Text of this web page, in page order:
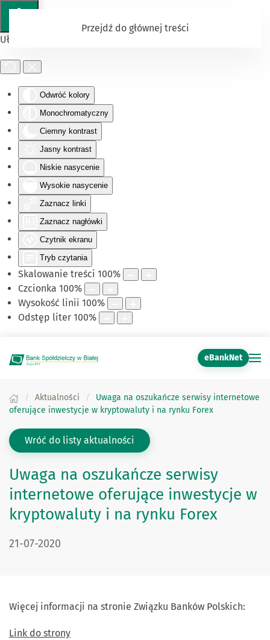
Ułatwienia dostępu
Odwróć kolory
Monochromatyczny
Ciemny kontrast
Jasny kontrast
Niskie nasycenie
Wysokie nasycenie
Zaznacz linki
Zaznacz nagłówki
Czytnik ekranu
Tryb czytania
Skalowanie treści 100%
Czcionka 100%
Wysokość linii 100%
Odstęp liter 100%
Przejdź do głównej treści
eBankNet
Aktualności
Uwaga na oszukańcze serwisy internetowe
oferujące inwestycje w kryptowaluty i na rynku Forex
Wróć do listy aktualności
Uwaga na oszukańcze serwisy
internetowe oferujące inwestycje w
kryptowaluty i na rynku Forex
DATA PUBLIKACJI:
21-07-2020
Więcej informacji na stronie Związku Banków Polskich:
Link do strony